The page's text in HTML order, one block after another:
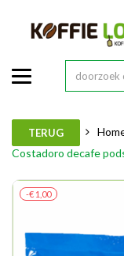
TERUG
Costadoro decafe
-€ 1,00